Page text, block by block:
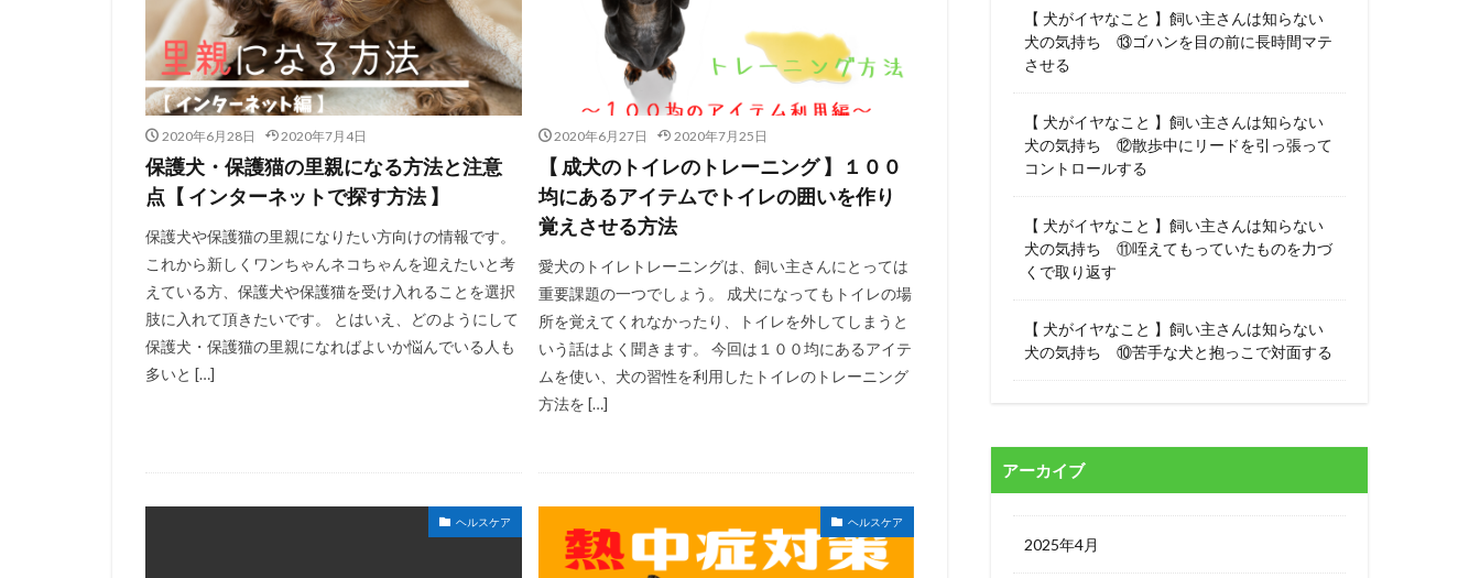
2020年6月28日 2020年7月4日
保護犬・保護猫の里親になる方法と注意
点【 インターネットで探す方法 】
保護犬や保護猫の里親になりたい方向けの情報です。
これから新しくワンちゃんネコちゃんを迎えたいと考
えている方、保護犬や保護猫を受け入れることを選択
肢に入れて頂きたいです。 とはいえ、どのようにして
保護犬・保護猫の里親になればよいか悩んでいる人も
多いと […]
2020年6月27日 2020年7月25日
【 成犬のトイレのトレーニング 】１００
均にあるアイテムでトイレの囲いを作り
覚えさせる方法
愛犬のトイレトレーニングは、飼い主さんにとっては
重要課題の一つでしょう。 成犬になってもトイレの場
所を覚えてくれなかったり、トイレを外してしまうと
いう話はよく聞きます。 今回は１００均にあるアイテ
ムを使い、犬の習性を利用したトイレのトレーニング
方法を […]
ヘルスケア ヘルスケア
【 犬がイヤなこと 】飼い主さんは知らない
犬の気持ち ⑬ゴハンを目の前に長時間マテ
させる
【 犬がイヤなこと 】飼い主さんは知らない
犬の気持ち ⑫散歩中にリードを引っ張って
コントロールする
【 犬がイヤなこと 】飼い主さんは知らない
犬の気持ち ⑪咥えてもっていたものを力づ
くで取り返す
【 犬がイヤなこと 】飼い主さんは知らない
犬の気持ち ⑩苦手な犬と抱っこで対面する
アーカイブ
2025年4月